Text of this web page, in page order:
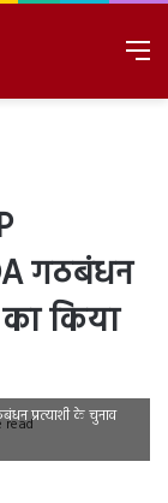
गठबंधन
किया
readप्रत्याशी के चुनाव